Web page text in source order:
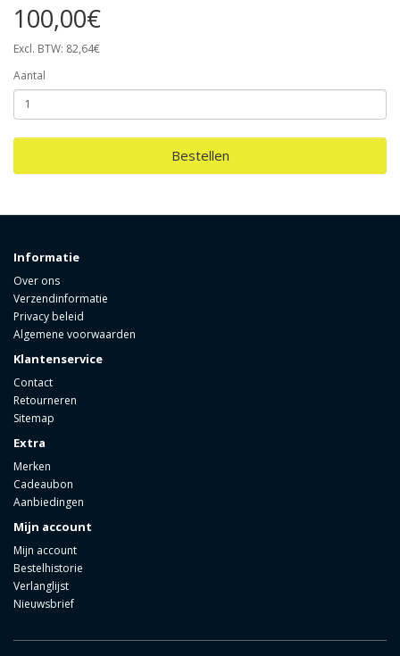
100,00€
Excl. BTW: 82,64€
Aantal
Bestellen
Informatie
Over ons
Verzendinformatie
Privacy beleid
Algemene voorwaarden
Klantenservice
Contact
Retourneren
Sitemap
Extra
Merken
Cadeaubon
Aanbiedingen
Mijn account
Mijn account
Bestelhistorie
Verlanglijst
Nieuwsbrief